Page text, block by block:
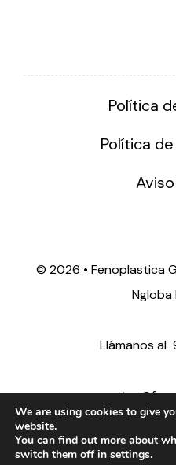
Política
Política
© 2026 • Fenoplastica
Ngloba
Llámanos al
We are using cookies to give
website.
You can find out more about
switch them off in settings.